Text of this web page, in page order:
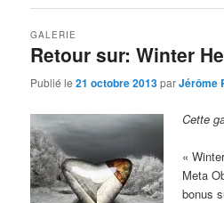
Retour sur: Winter
GALERIE
Publié le21 octobre 2013parJérôme
Cette
«
Meta
bonus